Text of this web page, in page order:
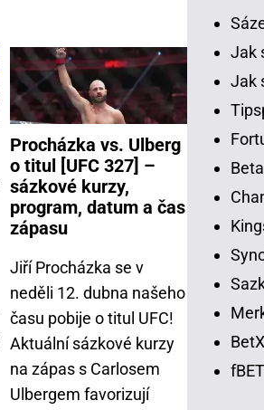
Procházka vs. Ulberg
o titul [UFC 327] –
sázkové kurzy,
program, datum a čas
zápasu
Jiří Procházka se v
neděli 12. dubna našeho
času pobije o titul UFC!
Aktuální sázkové kurzy
na zápas s Carlosem
Ulbergem favorizují
Jak
Jak